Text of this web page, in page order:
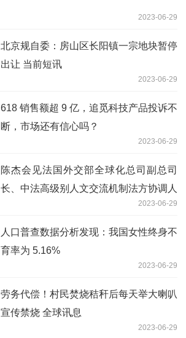
2023-06-29
北京规自委：房山区长阳镇一宗地块暂停
出让 当前短讯
2023-06-29
618 销售额超 9 亿，追觅科技产品投诉不
断，市场还有信心吗？
2023-06-29
陈杰会见法国外交部全球化总司副总司
长、中法高级别人文交流机制法方协调人
2023-06-29
人口普查数据分析发现：我国女性终身不
育率为 5.16%
2023-06-29
劳务代偿！村民焚烧秸秆后每天举大喇叭
宣传禁烧 全球讯息
2023-06-29